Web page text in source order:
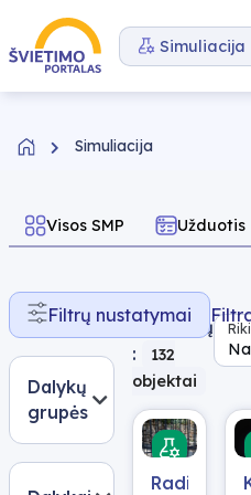
Pereiti prie turinio
Simuliacija
Simuliacija
Visos SMP Užduotis
Filtrų nustatymai
Dalykų
grupės
Rasta
rezultatų
:
132
objektai